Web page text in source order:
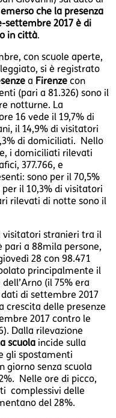
emerso che la presenza
settembre 2017 è di
in città.
con scuole aperte,
si è registrato
a Firenze con
(pari a 81.326) sono il
notturne. La
16 vede il 19,7% di
il 14,9% di visitatori
di domiciliati. Nello
i domiciliati rilevati
377.766, e
sono per il 70,5%
il 10,3% di visitatori
rilevati di notte sono il
visitatori stranieri tra il
pari a 88mila persone,
28 con 98.471
principalmente il
(il 75% era
di settembre 2017
crescita delle presenze
2017 contro le
Dalla rilevazione
scuola incide sulla
gli spostamenti
giorno senza scuola
Nelle ore di picco,
complessivi delle
del 28%.